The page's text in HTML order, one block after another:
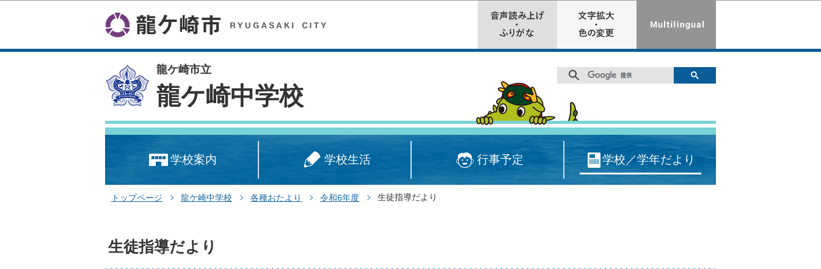
龍ケ崎市立
龍ケ崎中学校
学校案内 学校生活 行事予定 学校／学年だより
トップページ 龍ケ崎中学校 各種おたより 令和6年度 生徒指導だより
生徒指導だより